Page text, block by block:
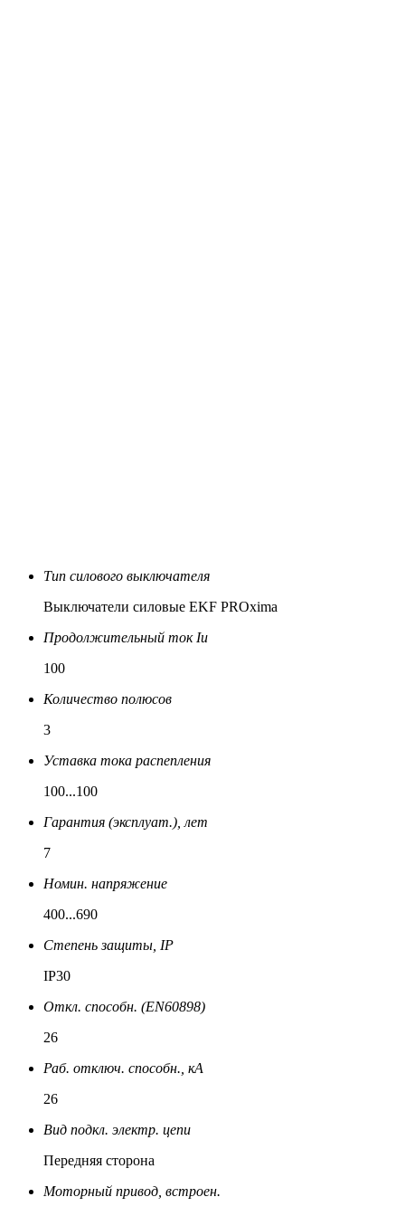
Тип силового выключателя
Выключатели силовые EKF PROxima
Продолжительный ток Iu
100
Количество полюсов
3
Уставка тока распепления
100...100
Гарантия (эксплуат.), лет
7
Номин. напряжение
400...690
Степень защиты, IP
IP30
Откл. способн. (EN60898)
26
Раб. отключ. способн., кА
26
Вид подкл. электр. цепи
Передняя сторона
Моторный привод, встроен.